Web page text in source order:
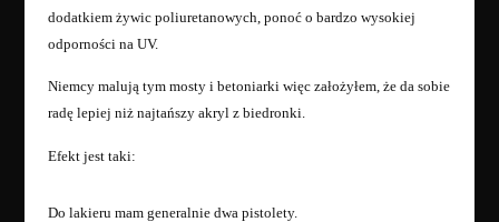
dodatkiem żywic poliuretanowych, ponoć o bardzo wysokiej
odporności na UV.
Niemcy malują tym mosty i betoniarki więc założyłem, że da sobie
radę lepiej niż najtańszy akryl z biedronki.
Efekt jest taki:
Do lakieru mam generalnie dwa pistolety.